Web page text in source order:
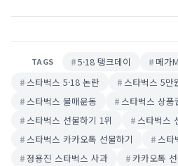
TAGS 5·18 탱크데이
메가
스타벅스 5·18 논란
스타벅스 5만
스타벅스 불매운동
스타벅스 상품
스타벅스 선물하기 1위
스타벅스
스타벅스 카카오톡 선물하기
스타
정용진 스타벅스 사과
카카오톡